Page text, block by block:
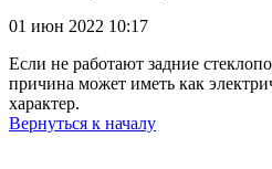
01 июн 2022 10:17
Если не работают задние
причина может иметь как
характер.
Вернуться к началу